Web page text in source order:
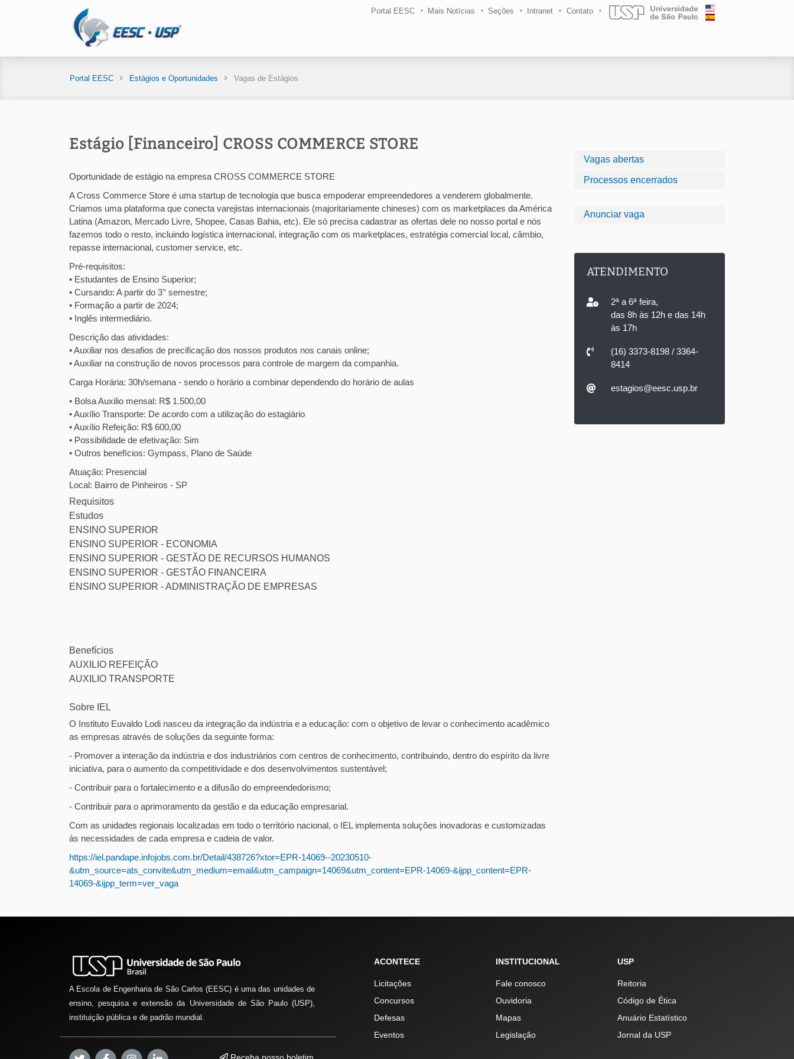
Portal EESC Mais Notícias Seções Intranet Contato
Portal EESC Estágios e Oportunidades Vagas de Estágios
Vagas abertas
Processos encerrados
Anunciar vaga
ATENDIMENTO
2ª a 6ª feira,
das 8h às 12h e das 14h
às 17h
(16) 3373-8198 / 3364-
8414
estagios@eesc.usp.br
Estágio [Financeiro] CROSS COMMERCE STORE
Oportunidade de estágio na empresa CROSS COMMERCE STORE
A Cross Commerce Store é uma startup de tecnologia que busca empoderar empreendedores a venderem globalmente.
Criamos uma plataforma que conecta varejistas internacionais (majoritariamente chineses) com os marketplaces da América
Latina (Amazon, Mercado Livre, Shopee, Casas Bahia, etc). Ele só precisa cadastrar as ofertas dele no nosso portal e nós
fazemos todo o resto, incluindo logística internacional, integração com os marketplaces, estratégia comercial local, câmbio,
repasse internacional, customer service, etc.
Pré-requisitos:
• Estudantes de Ensino Superior;
• Cursando: A partir do 3° semestre;
• Formação a partir de 2024;
• Inglês intermediário.
Descrição das atividades:
• Auxiliar nos desafios de precificação dos nossos produtos nos canais online;
• Auxiliar na construção de novos processos para controle de margem da companhia.
Carga Horária: 30h/semana - sendo o horário a combinar dependendo do horário de aulas
• Bolsa Auxilio mensal: R$ 1.500,00
• Auxílio Transporte: De acordo com a utilização do estagiário
• Auxílio Refeição: R$ 600,00
• Possibilidade de efetivação: Sim
• Outros benefícios: Gympass, Plano de Saúde
Atuação: Presencial
Local: Bairro de Pinheiros - SP
Requisitos
Estudos
ENSINO SUPERIOR
ENSINO SUPERIOR - ECONOMIA
ENSINO SUPERIOR - GESTÃO DE RECURSOS HUMANOS
ENSINO SUPERIOR - GESTÃO FINANCEIRA
ENSINO SUPERIOR - ADMINISTRAÇÃO DE EMPRESAS
Benefícios
AUXILIO REFEIÇÃO
AUXILIO TRANSPORTE
Sobre IEL
O Instituto Euvaldo Lodi nasceu da integração da indústria e a educação: com o objetivo de levar o conhecimento acadêmico
as empresas através de soluções da seguinte forma:
- Promover a interação da indústria e dos industriários com centros de conhecimento, contribuindo, dentro do espírito da livre
iniciativa, para o aumento da competitividade e dos desenvolvimentos sustentável;
- Contribuir para o fortalecimento e a difusão do empreendedorismo;
- Contribuir para o aprimoramento da gestão e da educação empresarial.
Com as unidades regionais localizadas em todo o território nacional, o IEL implementa soluções inovadoras e customizadas
às necessidades de cada empresa e cadeia de valor.
https://iel.pandape.infojobs.com.br/Detail/438726?xtor=EPR-14069--20230510-
&utm_source=ats_convite&utm_medium=email&utm_campaign=14069&utm_content=EPR-14069-&ijpp_content=EPR-
14069-&ijpp_term=ver_vaga
A Escola de Engenharia de São Carlos (EESC) é uma das unidades de
ensino, pesquisa e extensão da Universidade de São Paulo (USP),
instituição pública e de padrão mundial.
Receba nosso boletim
ACONTECE
Licitações
Concursos
Defesas
Eventos
INSTITUCIONAL
Fale conosco
Ouvidoria
Mapas
Legislação
USP
Reitoria
Código de Ética
Anuário Estatístico
Jornal da USP